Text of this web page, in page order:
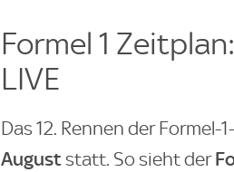
Formel 1
LIVE
Das 12. Rennen der
August statt. So sieht der